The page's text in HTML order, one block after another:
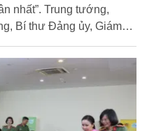
nhất”. Trung tướng,
Bí thư Đảng ủy, Giám